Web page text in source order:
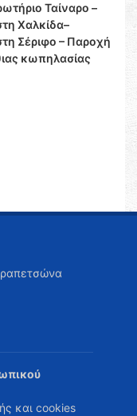
Ταίναρο –
Χαλκίδα–
Σέριφο – Παροχή
κωπηλασίας
και cookies